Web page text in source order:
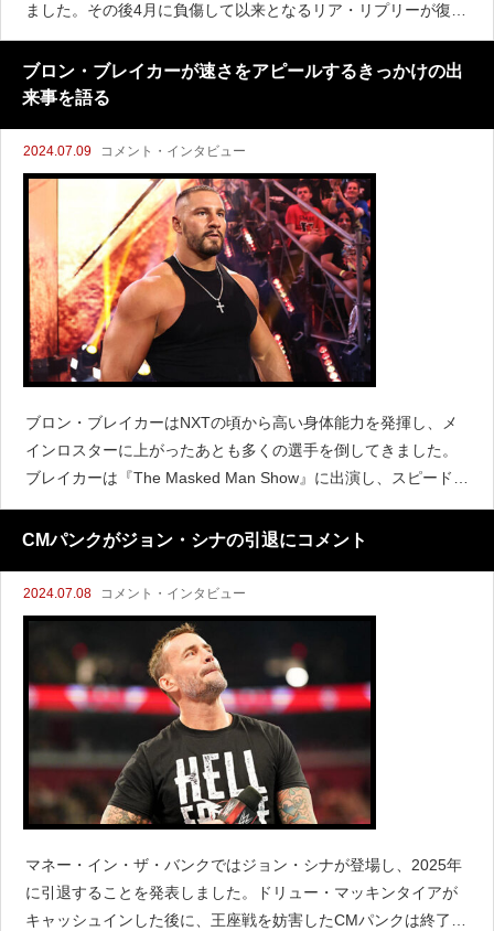
ました。その後4月に負傷して以来となるリア・リプリーが復帰
し、リング上でドミニクと対峙しました。『Fightful』による
と、リプリーの復帰は1ヵ月近く前から検討され
ブロン・ブレイカーが速さをアピールするきっかけの出
来事を語る
2024.07.09 コメント・インタビュー
ブロン・ブレイカーはNXTの頃から高い身体能力を発揮し、メ
インロスターに上がったあとも多くの選手を倒してきました。
ブレイカーは『The Masked Man Show』に出演し、スピードの
速さをアピールするきっかけになった出来事について語ってい
ます。「一度だけダークマッチをやったこと
CMパンクがジョン・シナの引退にコメント
2024.07.08 コメント・インタビュー
マネー・イン・ザ・バンクではジョン・シナが登場し、2025年
に引退することを発表しました。ドリュー・マッキンタイアが
キャッシュインした後に、王座戦を妨害したCMパンクは終了後